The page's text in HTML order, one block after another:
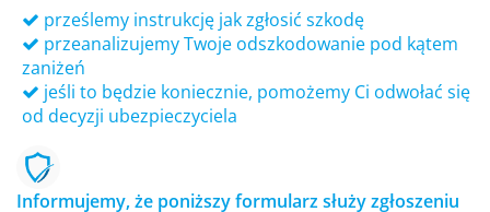
prześlemy instrukcję jak zgłosić szkodę
przeanalizujemy Twoje odszkodowanie pod kątem
zaniżeń
jeśli to będzie koniecznie, pomożemy Ci odwołać się
od decyzji ubezpieczyciela
Informujemy, że poniższy formularz służy zgłoszeniu